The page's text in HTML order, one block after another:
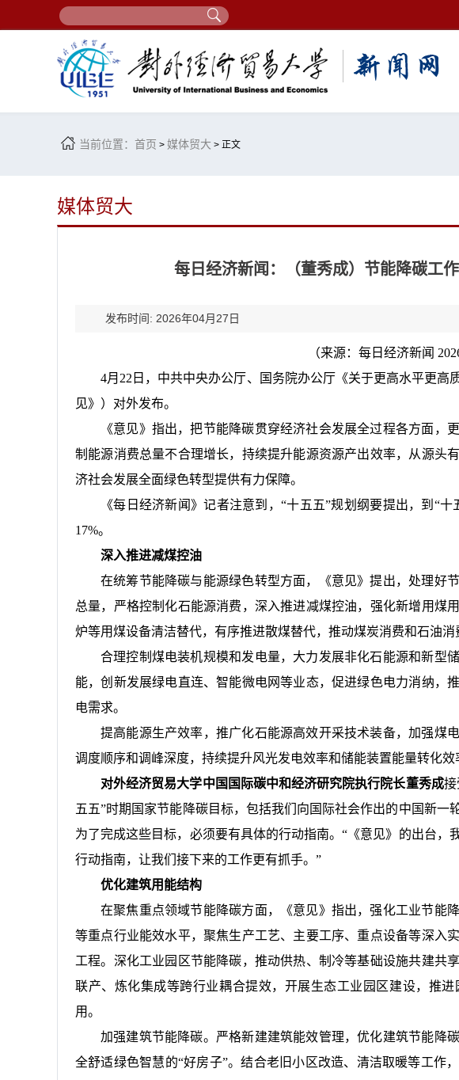
当前位置： 首页 > 媒体贸大 > 正文
媒体贸大
每日经济新闻：（董秀成）节能降碳工
发布时间: 2026年04月27日
（来源：每日经济新闻
4月22日，中共中央办公厅、国务院办公厅《关于更高水平更高
见》）对外发布。
《意见》指出，把节能降碳贯穿经济社会发展全过程各方面，
制能源消费总量不合理增长，持续提升能源资源产出效率，从源头
济社会发展全面绿色转型提供有力保障。
《每日经济新闻》记者注意到，“十五五”规划纲要提出，到“
17%。
深入推进减煤控油
在统筹节能降碳与能源绿色转型方面，《意见》提出，处理好
总量，严格控制化石能源消费，深入推进减煤控油，强化新增用煤
炉等用煤设备清洁替代，有序推进散煤替代，推动煤炭消费和石油消
合理控制煤电装机规模和发电量，大力发展非化石能源和新型
能，创新发展绿电直连、智能微电网等业态，促进绿色电力消纳，
电需求。
提高能源生产效率，推广化石能源高效开采技术装备，加强煤
调度顺序和调峰深度，持续提升风光发电效率和储能装置能量转化效
对外经济贸易大学中国国际碳中和经济研究院执行院长董秀成接
五五”时期国家节能降碳目标，包括我们向国际社会作出的中国新一
为了完成这些目标，必须要有具体的行动指南。“《意见》的出台，
行动指南，让我们接下来的工作更有抓手。”
优化建筑用能结构
在聚焦重点领域节能降碳方面，《意见》指出，强化工业节能
等重点行业能效水平，聚焦生产工艺、主要工序、重点设备等深入
工程。深化工业园区节能降碳，推动供热、制冷等基础设施共建共
联产、炼化集成等跨行业耦合提效，开展生态工业园区建设，推
用。
加强建筑节能降碳。严格新建建筑能效管理，优化建筑节能降
全舒适绿色智慧的“好房子”。结合老旧小区改造、清洁取暖等工作